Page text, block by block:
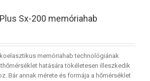
Sx-200 memóriahab
memóriahab technológiának
hatására tökéletesen illeszkedik
Bár annak mérete és formája a hőmérséklet